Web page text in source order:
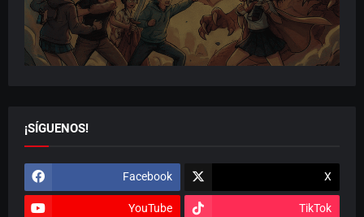
¡SÍGUENOS!
Facebook X
YouTube TikTok